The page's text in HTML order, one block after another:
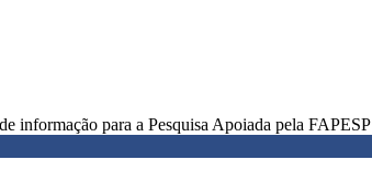
informação para a Pesquisa Apoiada pela FAPESP